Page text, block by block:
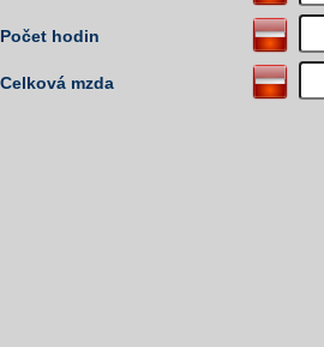
Počet hodin
Celková mzda